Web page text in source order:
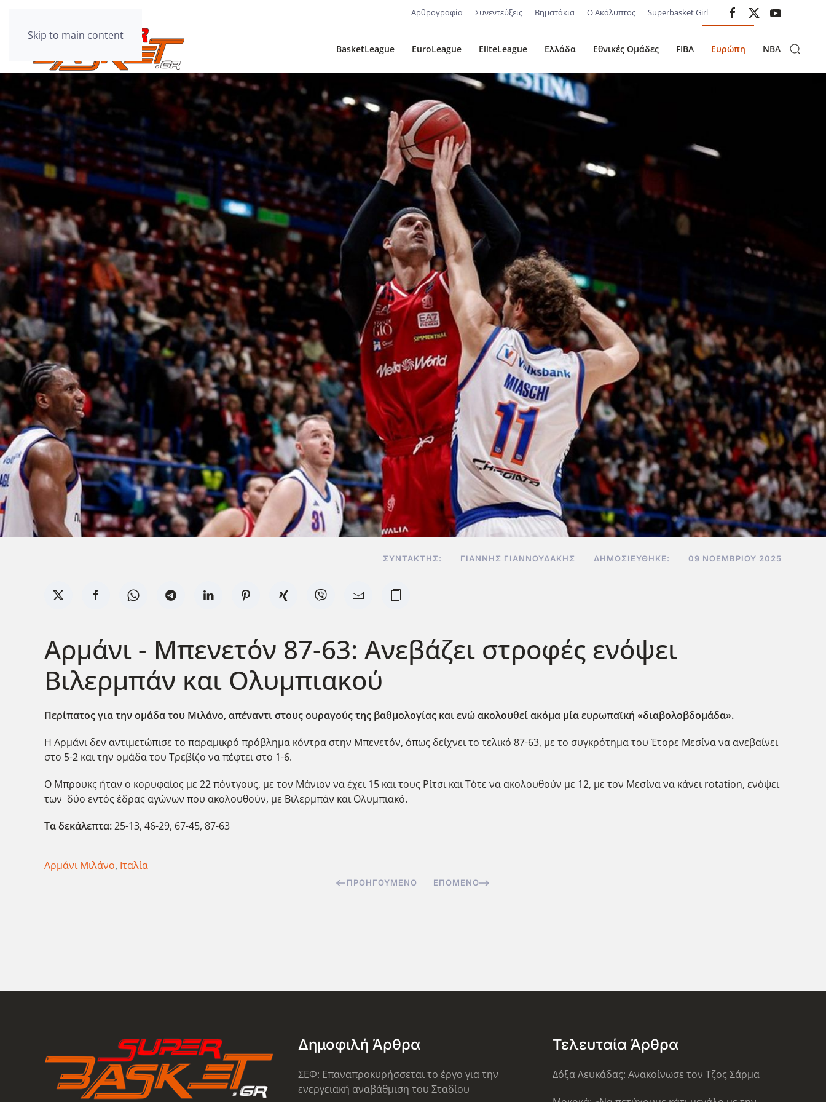
Skip to main content
Αρθρογραφία Συνεντεύξεις Βηματάκια Ο Ακάλυπτος Superbasket Girl
BasketLeague EuroLeague EliteLeague Ελλάδα Εθνικές Ομάδες FIBA Ευρώπη NBA
ΣΥΝΤΆΚΤΗΣ: ΓΙΆΝΝΗΣ ΓΙΑΝΝΟΥΔΆΚΗΣ ΔΗΜΟΣΙΕΎΘΗΚΕ: 09 ΝΟΕΜΒΡΊΟΥ 2025
Αρμάνι - Μπενετόν 87-63: Ανεβάζει στροφές ενόψει
Βιλερμπάν και Ολυμπιακού
Περίπατος για την ομάδα του Μιλάνο, απέναντι στους ουραγούς της βαθμολογίας και ενώ ακολουθεί ακόμα μία ευρωπαϊκή «διαβολοβδομάδα».
Η Αρμάνι δεν αντιμετώπισε το παραμικρό πρόβλημα κόντρα στην Μπενετόν, όπως δείχνει το τελικό 87-63, με το συγκρότημα του Έτορε Μεσίνα να ανεβαίνει
στο 5-2 και την ομάδα του Τρεβίζο να πέφτει στο 1-6.
Ο Μπρουκς ήταν ο κορυφαίος με 22 πόντγους, με τον Μάνιον να έχει 15 και τους Ρίτσι και Τότε να ακολουθούν με 12, με τον Μεσίνα να κάνει rotation, ενόψει
των δύο εντός έδρας αγώνων που ακολουθούν, με Βιλερμπάν και Ολυμπιακό.
Τα δεκάλεπτα:25-13, 46-29, 67-45, 87-63
Αρμάνι Μιλάνο, Ιταλία
ΠΡΟΗΓΟΎΜΕΝΟ ΕΠΌΜΕΝΟ
Δημοφιλή Άρθρα
ΣΕΦ: Επαναπροκυρήσσεται το έργο για την
ενεργειακή αναβάθμιση του Σταδίου
Τελευταία Άρθρα
Δόξα Λευκάδας: Ανακοίνωσε τον Τζος Σάρμα